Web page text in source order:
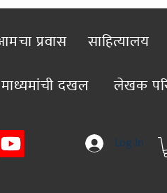
प्रवास साहित्यालय
माध्यमांची दखल लेखक
Log In